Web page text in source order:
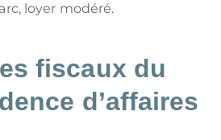
loyer modéré.
fiscaux du
d’affaires